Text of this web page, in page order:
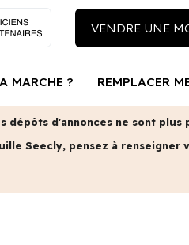
VENDRE UNE
MARCHE ? REMPLACER
dépôts d'annonces ne sont plus
Seecly, pensez à renseigner